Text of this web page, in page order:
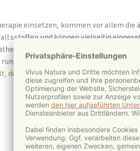
einsetzen, kommen vor allem
und können vielseitig
Lavendelöl. Letzteres wird
1 Liter ätherisches Lavendelöl
der völlig frei von Spritzmitteln oder